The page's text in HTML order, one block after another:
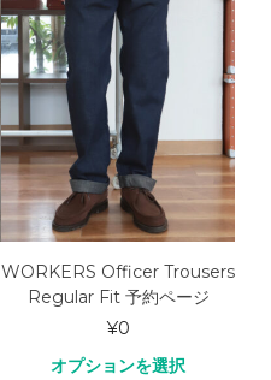
WORKERS Officer Trousers
Regular Fit 予約ページ
¥0
オプションを選択